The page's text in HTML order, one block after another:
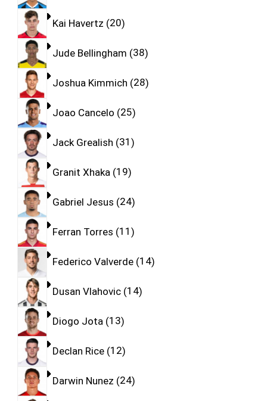
Kai Havertz 20
Jude Bellingham 38
Joshua Kimmich 28
Joao Cancelo 25
Jack Grealish 31
Granit Xhaka 19
Gabriel Jesus 24
Ferran Torres 11
Federico Valverde 14
Dusan Vlahovic 14
Diogo Jota 13
Declan Rice 12
Darwin Nunez 24